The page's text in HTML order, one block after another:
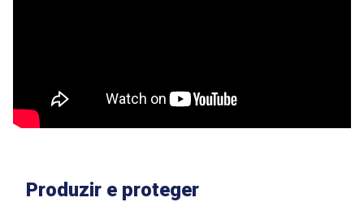
Produzir e proteger